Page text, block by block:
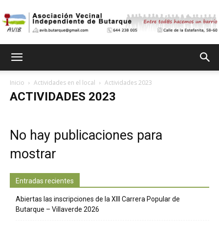
Vecinal
Independiente
de
Inicio Actividades en el local Actividades 2023
ACTIVIDADES 2023
No hay publicaciones para
mostrar
Entradas recientes
Abiertas las inscripciones de la XIII Carrera Popular de
Butarque – Villaverde 2026